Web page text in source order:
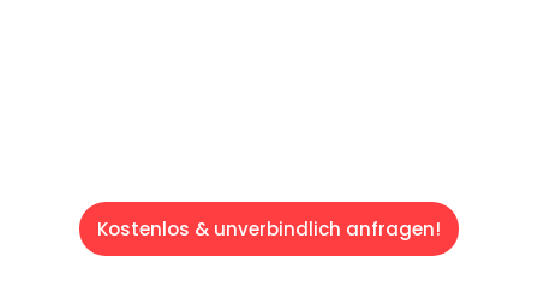
Kostenlos & unverbindlich anfragen!